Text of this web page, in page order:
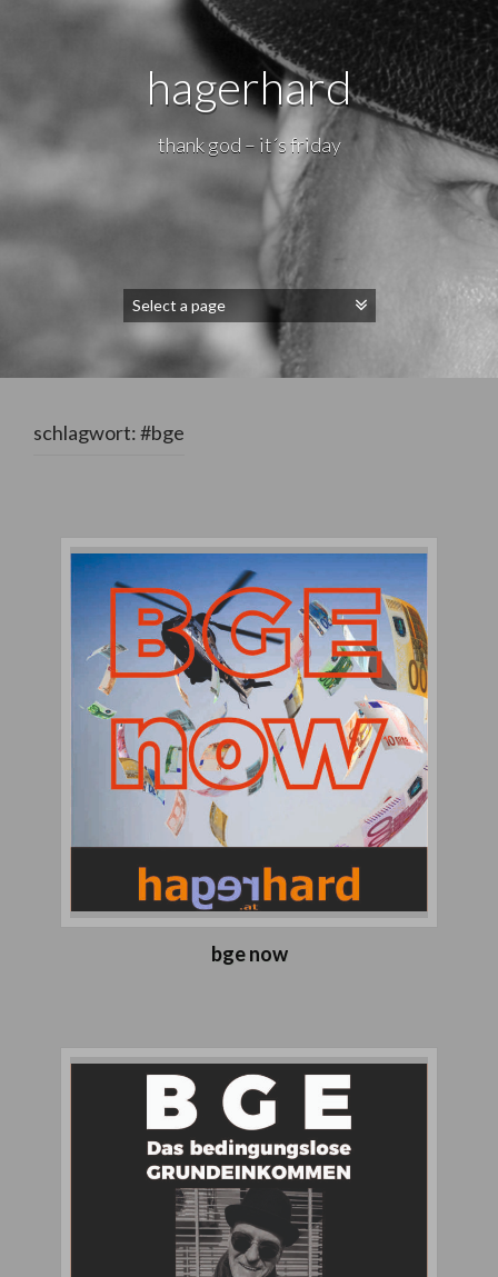
hagerhard
thank god – it´s friday
schlagwort:#bge
bge now